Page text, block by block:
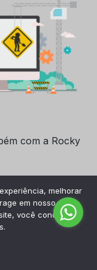
com a Rocky
melhorar
em nosso site e
você concorda